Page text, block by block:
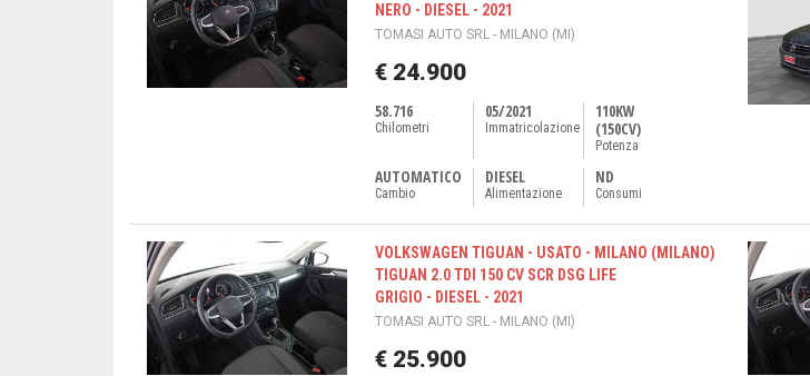
NERO - DIESEL - 2021
TOMASI AUTO SRL - MILANO (MI)
€ 24.900
58.716
Chilometri
05/2021
Immatricolazione
110KW
(150CV)
Potenza
AUTOMATICO
Cambio
DIESEL
Alimentazione
ND
Consumi
VOLKSWAGEN TIGUAN - USATO - MILANO (MILANO)
TIGUAN 2.0 TDI 150 CV SCR DSG LIFE
GRIGIO - DIESEL - 2021
TOMASI AUTO SRL - MILANO (MI)
€ 25.900